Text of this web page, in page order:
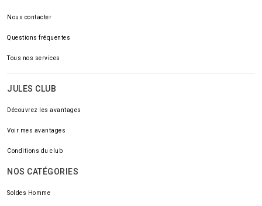
Nous contacter
Questions fréquentes
Tous nos services
JULES CLUB
Découvrez les avantages
Voir mes avantages
Conditions du club
NOS CATÉGORIES
Soldes Homme